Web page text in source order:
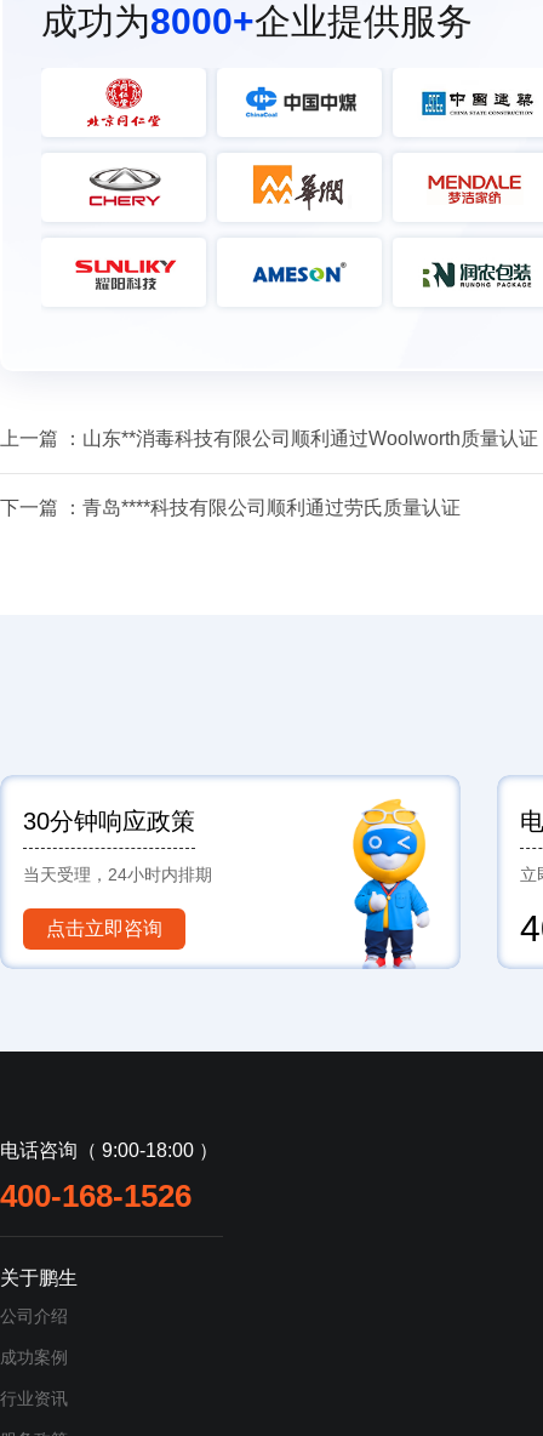
成功为8000+企业提供服务
上一篇 ： 山东**消毒科技有限公司顺利通过Woolworth质量认证
下一篇 ： 青岛****科技有限公司顺利通过劳氏质量认证
30分钟响应政策
当天受理，24小时内排期
点击立即咨询
立
电话咨询（ 9:00-18:00 ）
400-168-1526
关于鹏生
公司介绍
成功案例
行业资讯